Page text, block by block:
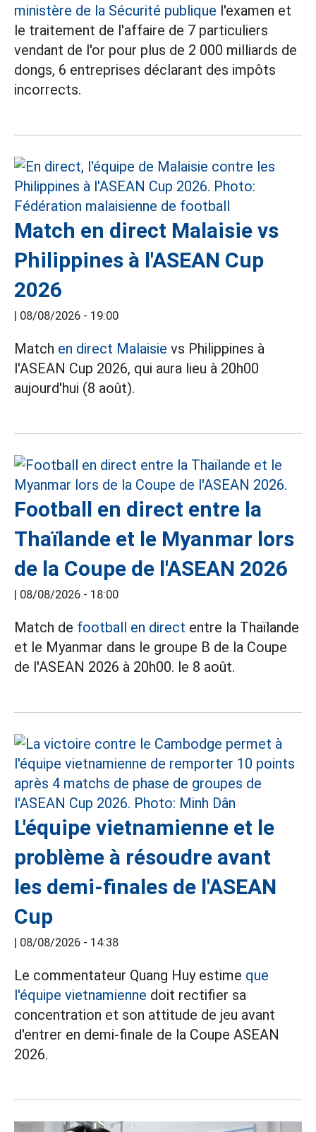
ministère de la Sécurité publique l'examen et
le traitement de l'affaire de 7 particuliers
vendant de l'or pour plus de 2 000 milliards de
dongs, 6 entreprises déclarant des impôts
incorrects.
Match en direct Malaisie vs
Philippines à l'ASEAN Cup
2026
| 08/08/2026 - 19:00
Match en direct Malaisie vs Philippines à
l'ASEAN Cup 2026, qui aura lieu à 20h00
aujourd'hui (8 août).
Football en direct entre la
Thaïlande et le Myanmar lors
de la Coupe de l'ASEAN 2026
| 08/08/2026 - 18:00
Match de football en direct entre la Thaïlande
et le Myanmar dans le groupe B de la Coupe
de l'ASEAN 2026 à 20h00. le 8 août.
L'équipe vietnamienne et le
problème à résoudre avant
les demi-finales de l'ASEAN
Cup
| 08/08/2026 - 14:38
Le commentateur Quang Huy estime que
l'équipe vietnamienne doit rectifier sa
concentration et son attitude de jeu avant
d'entrer en demi-finale de la Coupe ASEAN
2026.